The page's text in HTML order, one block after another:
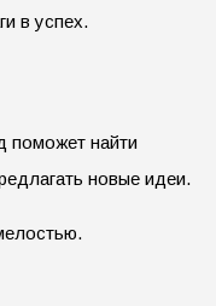
в успех.
поможет найти
новые идеи.